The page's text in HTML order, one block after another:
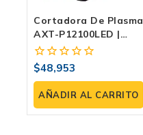
Cortadora De Plasma
AXT-P12100LED |
220V/440V (1F/3F)
0
fuera
de
5
$48,953
AÑADIR AL CARRITO